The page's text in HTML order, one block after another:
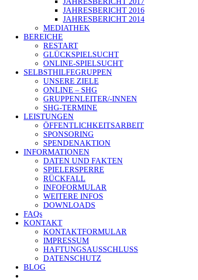
JAHRESBERICHT 2016
JAHRESBERICHT 2014
MEDIATHEK
BEREICHE
RESTART
GLÜCKSPIELSUCHT
ONLINE-SPIELSUCHT
SELBSTHILFEGRUPPEN
UNSERE ZIELE
ONLINE – SHG
GRUPPENLEITER/-INNEN
SHG-TERMINE
LEISTUNGEN
ÖFFENTLICHKEITSARBEIT
SPONSORING
SPENDENAKTION
INFORMATIONEN
DATEN UND FAKTEN
SPIELERSPERRE
RÜCKFALL
INFOFORMULAR
WEITERE INFOS
DOWNLOADS
FAQs
KONTAKT
KONTAKTFORMULAR
IMPRESSUM
HAFTUNGSAUSSCHLUSS
DATENSCHUTZ
BLOG